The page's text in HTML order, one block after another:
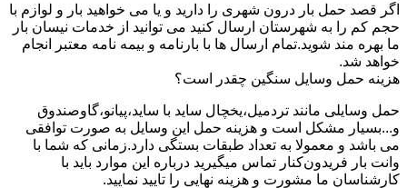
اگر قصد حمل بار درون شهری را دارید و یا می خواهید بار و لوازم با
حجم کم را به شهرستان ارسال کنید می توانید از خدمات نیسان بار
ما بهره مند شوید.تمام ارسال ها با بارنامه و بیمه نامه معتبر انجام
خواهد شد.
هزینه حمل وسایل سنگین چقدر است؟
حمل وسایلی مانند تردمیل،یخچال ساید با ساید،پیانو،گاوصندوق
و...بسیار مشکل است و هزینه حمل این وسایل به صورت توافقی
می باشد و معمولا به تعداد طبقات بستگی دارد.زمانی که شما با
وانت بار فریدون‌کنار تماس میگیرید درباره این موارد باید با
کارشناسان ما مشورت و هزینه نهایی را تایید نمایید.